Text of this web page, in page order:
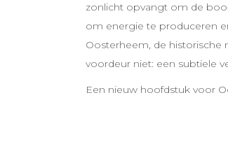
zonlicht opvangt om de
om energie te produceren
Oosterheem, de historische
voordeur niet: een subtiele
Een nieuw hoofdstuk voor